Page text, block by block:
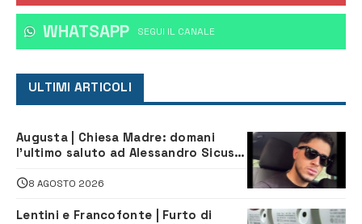
WHATSAPP ‎SEGUI IL CANALE
ULTIMI ARTICOLI
Augusta | Chiesa Madre: domani
l’ultimo saluto ad Alessandro Sicuso,
8 AGOSTO 2026
Lentini e Francofonte | Furto di